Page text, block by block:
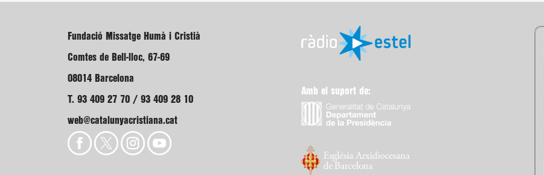
Fundació Missatge Humà i Cristià
Comtes de Bell-lloc, 67-69
08014 Barcelona
T. 93 409 27 70 / 93 409 28 10
web@catalunyacristiana.cat
Amb el suport de: